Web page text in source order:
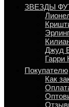
ЗВЕЗДЫ
Джуд
Гарри
Покупателю
Как